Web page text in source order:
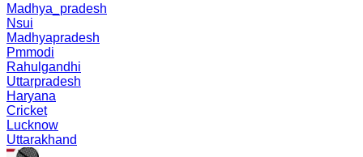
Madhya_pradesh
Nsui
Madhyapradesh
Pmmodi
Rahulgandhi
Uttarpradesh
Haryana
Cricket
Lucknow
Uttarakhand